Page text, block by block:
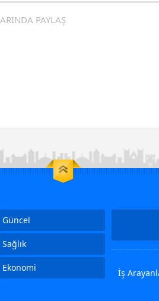
PAYLAŞ
Güncel
Sağlık
Ekonomi
İş